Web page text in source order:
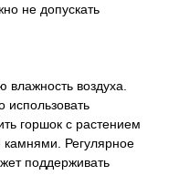
не допускать
воздуха.
использовать
горшок с растением
Регулярное
поддерживать